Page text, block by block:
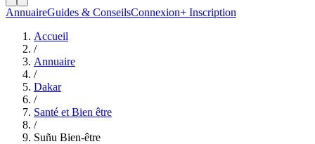
AnnuaireGuides & ConseilsConnexion+ Inscription
Accueil
/
Annuaire
/
Dakar
/
Santé et Bien être
/
Suñu Bien-être